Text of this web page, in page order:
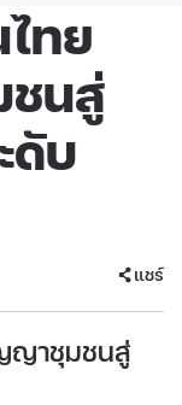
ทย
นสู่
ดับ
แชร์
ญาชุมชนสู่